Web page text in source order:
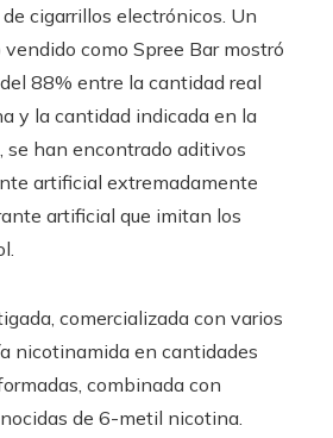
cigarrillos electrónicos. Un
como Spree Bar mostró
88% entre la cantidad real
y la cantidad indicada en la
se han encontrado aditivos
artificial extremadamente
artificial que imitan los
comercializada con varios
nicotinamida en cantidades
combinada con
de 6-metil nicotina.